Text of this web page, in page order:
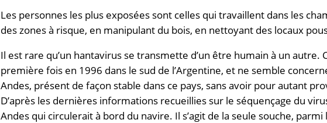
Les personnes les plus exposées sont celles qui travaillent dans les
des zones à risque, en manipulant du bois, en nettoyant des locaux
Il est rare qu’un hantavirus se transmette d’un être humain à un autre.
première fois en 1996 dans le sud de l’Argentine, et ne semble
Andes, présent de façon stable dans ce pays, sans avoir pour autant
D’après les dernières informations recueillies sur le séquençage du
Andes qui circulerait à bord du navire. Il s’agit de la seule souche,